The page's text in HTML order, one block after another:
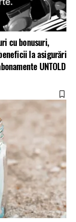
cu bonusuri,
la asigurări
UNTOLD